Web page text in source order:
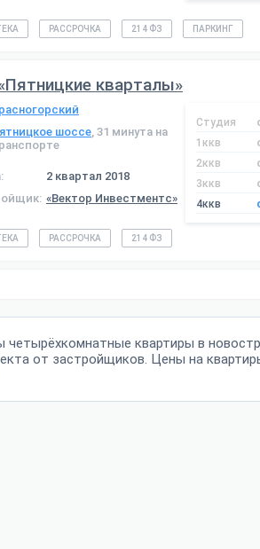
РАССРОЧКА 214 ФЗ ПАРКИНГ
кварталы»
шоссе, 31 минута на
2 квартал 2018
«Вектор Инвестментс»
Студия
1ккв
2ккв
3ккв
4ккв
РАССРОЧКА 214 ФЗ
четырёхкомнатные квартиры в
от застройщиков. Цены на